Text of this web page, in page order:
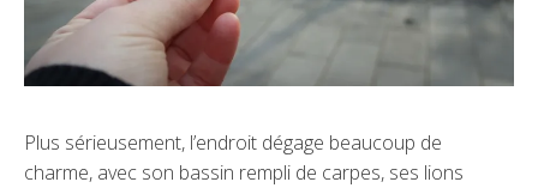
Plus sérieusement, l’endroit dégage beaucoup de
charme, avec son bassin rempli de carpes, ses lions